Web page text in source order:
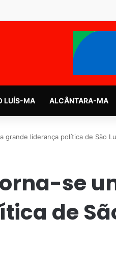
LUÍS-MA ALCÂNTARA-MA
grande liderança política de São
se
de